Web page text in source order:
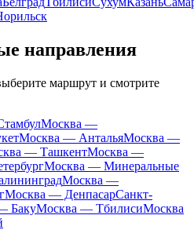
направления
маршрут и смотрите
Москва —
Москва — АнтальяМосква —
— ТашкентМосква —
Москва — Минеральные
Москва —
Москва — ДенпасарСанкт-
БакуМосква — ТбилисиМосква